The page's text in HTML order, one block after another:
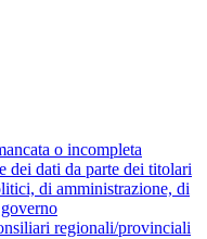
o incompleta
dei dati da parte dei titolari
di amministrazione, di
regionali/provinciali